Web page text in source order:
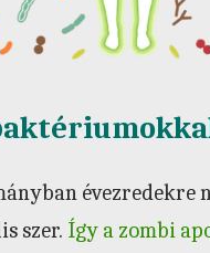
évezredekre
szer. Így a zombi